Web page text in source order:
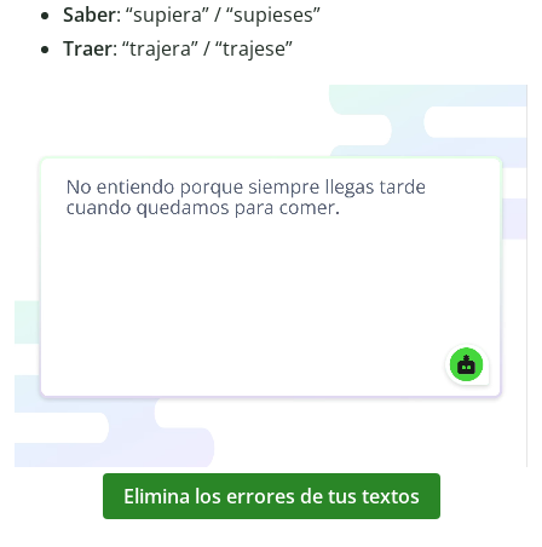
Saber: “supiera” / “supieses”
Traer: “trajera” / “trajese”
Elimina los errores de tus textos